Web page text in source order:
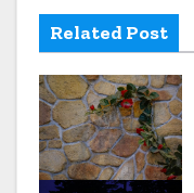
n
a
v
i
Related Post